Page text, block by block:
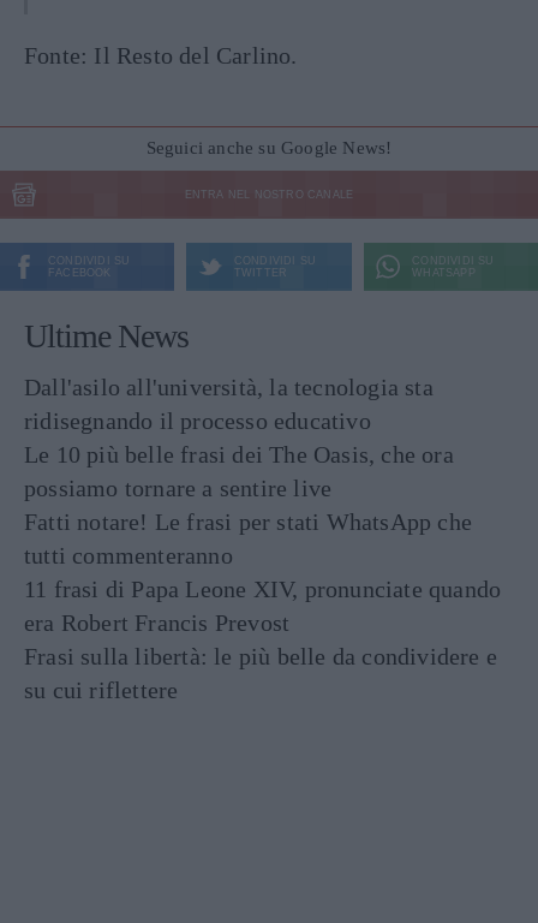
Fonte: Il Resto del Carlino.
Seguici anche su Google News!
ENTRA NEL NOSTRO CANALE
CONDIVIDI SU
FACEBOOK
CONDIVIDI SU
TWITTER
CONDIVIDI SU
WHATSAPP
Ultime News
Dall'asilo all'università, la tecnologia sta
ridisegnando il processo educativo
Le 10 più belle frasi dei The Oasis, che ora
possiamo tornare a sentire live
Fatti notare! Le frasi per stati WhatsApp che
tutti commenteranno
11 frasi di Papa Leone XIV, pronunciate quando
era Robert Francis Prevost
Frasi sulla libertà: le più belle da condividere e
su cui riflettere